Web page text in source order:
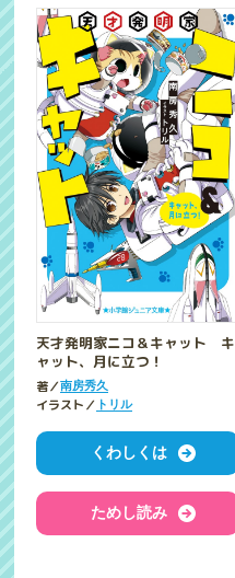
天才発明家ニコ＆キャット キ
ャット、月に立つ！
著／南房秀久
イラスト／ トリル
くわしくは
ためし読み